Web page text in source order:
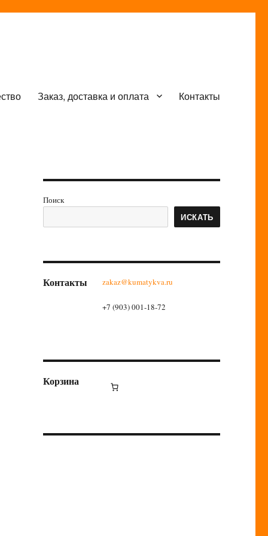
Заказ, доставка и оплата Контакты
Поиск
ИСКАТЬ
Контакты zakaz@kumatykva.ru
+7 (903) 001-18-72
Корзина